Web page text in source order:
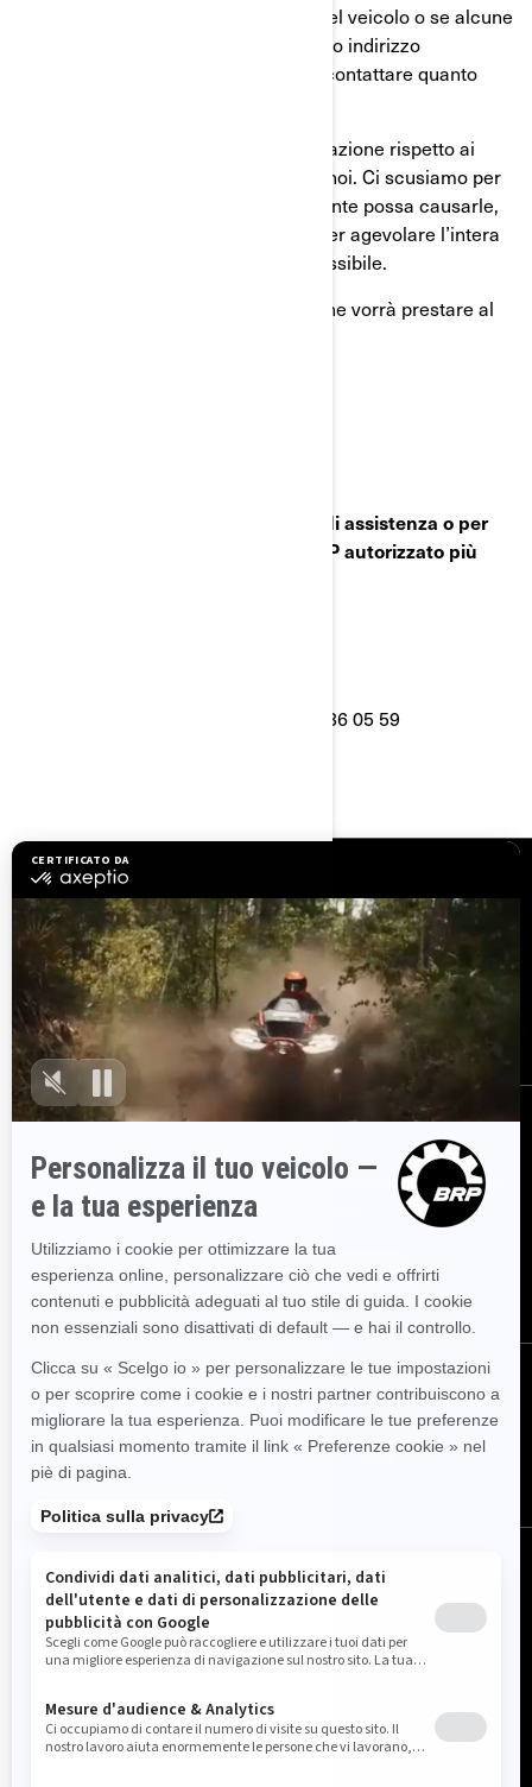
Qualora non fosse più proprietario del veicolo o se alcune
informazioni riguardanti il suo nome o indirizzo
risultassero errate, la preghiamo di contattare quanto
La Sua sicurezza e costante soddisfazione rispetto ai
nostri prodotti sono una priorità per noi. Ci scusiamo per
qualsiasi disturbo questo inconveniente possa causarle,
e Le garantiamo il nostro impegno per agevolare l’intera
procedura nella massima misura possibile.
Grazie per l'attenzione immediata che vorrà prestare al
Per qualsiasi domanda o richiesta di assistenza o per
informazioni sul concessionario BRP autorizzato più
Oppure può chiamare: +39 06 83 36 05 59
Serve assistenza
Sicurezza richiami
Opportunità di lavoro
Diventa un concessionario
BRP Experiences
Partecipa alla Newsletter.Sii il primo a ricevere informazioni su
eventi, novità e promozioni.
ISCRIVITI
SEGUICI